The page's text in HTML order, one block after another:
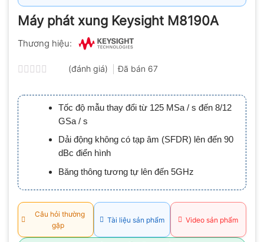
Máy phát xung Keysight M8190A
Thương hiệu:
xếp
hạng
0.0
5
sao
(đánh giá) Đã bán 67
Tốc độ mẫu thay đổi từ 125 MSa / s đến 8/12
GSa / s
Dải động không có tạp âm (SFDR) lên đến 90
dBc điển hình
Băng thông tương tự lên đến 5GHz
Câu hỏi thường
gặp
Tài liệu sản phẩm Video sản phẩm